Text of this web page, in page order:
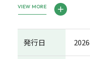
VIEW MORE
発行日